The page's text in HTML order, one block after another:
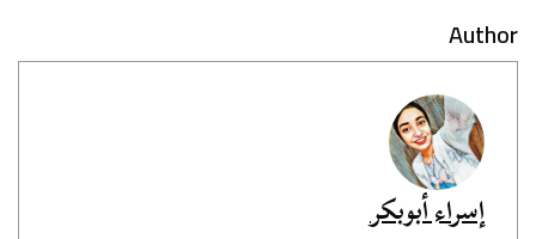
Author
إسراء أبوبكر